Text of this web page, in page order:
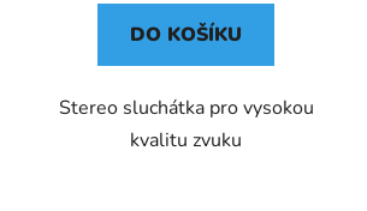
DO KOŠÍKU
Stereo sluchátka pro vysokou
kvalitu zvuku